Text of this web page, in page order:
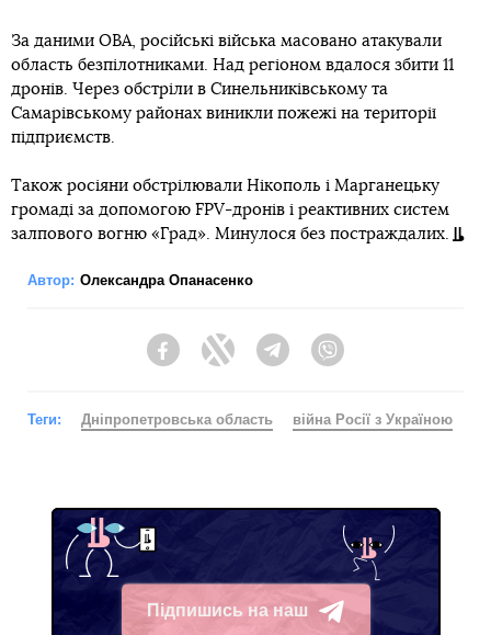
За даними ОВА, російські війська масовано атакували
область безпілотниками. Над регіоном вдалося збити 11
дронів. Через обстріли в Синельниківському та
Самарівському районах виникли пожежі на території
підприємств.
Також росіяни обстрілювали Нікополь і Марганецьку
громаді за допомогою FPV-дронів і реактивних систем
залпового вогню «Град». Минулося без постраждалих.
Автор: Олександра Опанасенко
FacebookTwitter Telegram
Теги: Дніпропетровська область війна Росії з Україною
Підпишись на наш
Telegram